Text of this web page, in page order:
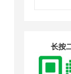
长按